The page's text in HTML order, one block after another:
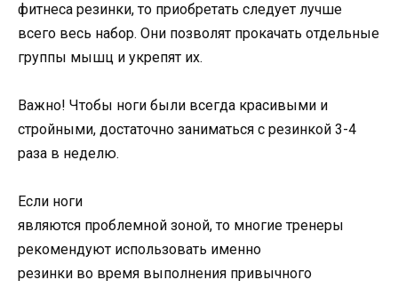
фитнеса резинки, то приобретать следует лучше
всего весь набор. Они позволят прокачать отдельные
группы мышц и укрепят их.
Важно! Чтобы ноги были всегда красивыми и
стройными, достаточно заниматься с резинкой 3-4
раза в неделю.
Если ноги
являются проблемной зоной, то многие тренеры
рекомендуют использовать именно
резинки во время выполнения привычного